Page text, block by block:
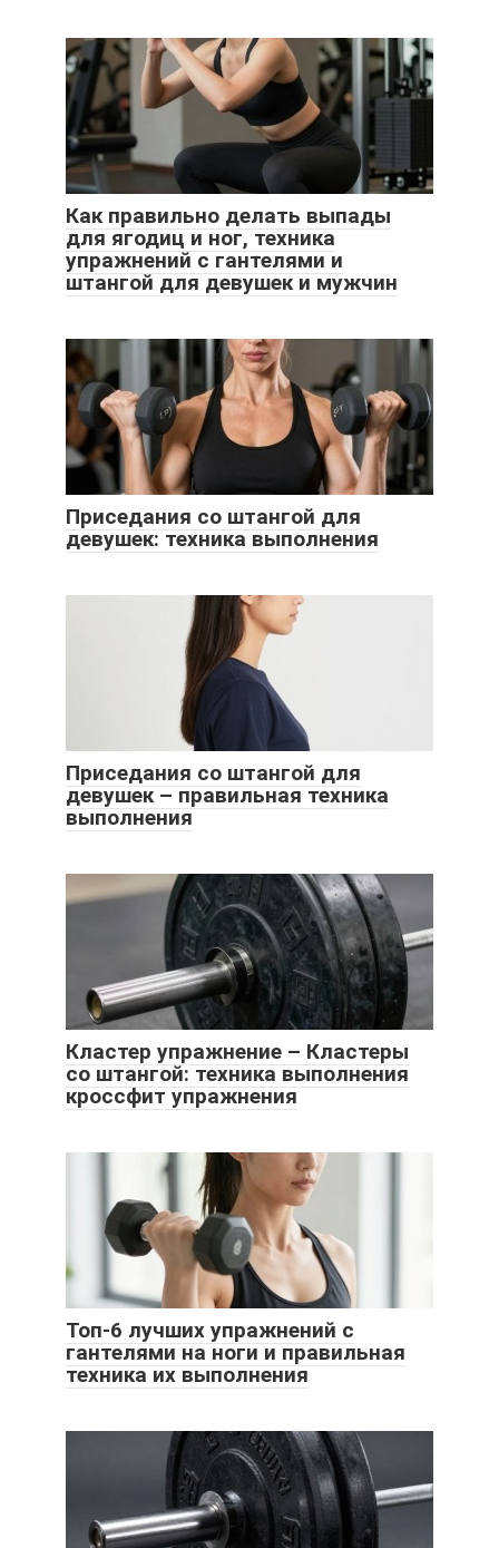
Как правильно делать выпады
для ягодиц и ног, техника
упражнений с гантелями и
штангой для девушек и мужчин
Приседания со штангой для
девушек: техника выполнения
Приседания со штангой для
девушек – правильная техника
выполнения
Кластер упражнение – Кластеры
со штангой: техника выполнения
кроссфит упражнения
Топ-6 лучших упражнений с
гантелями на ноги и правильная
техника их выполнения